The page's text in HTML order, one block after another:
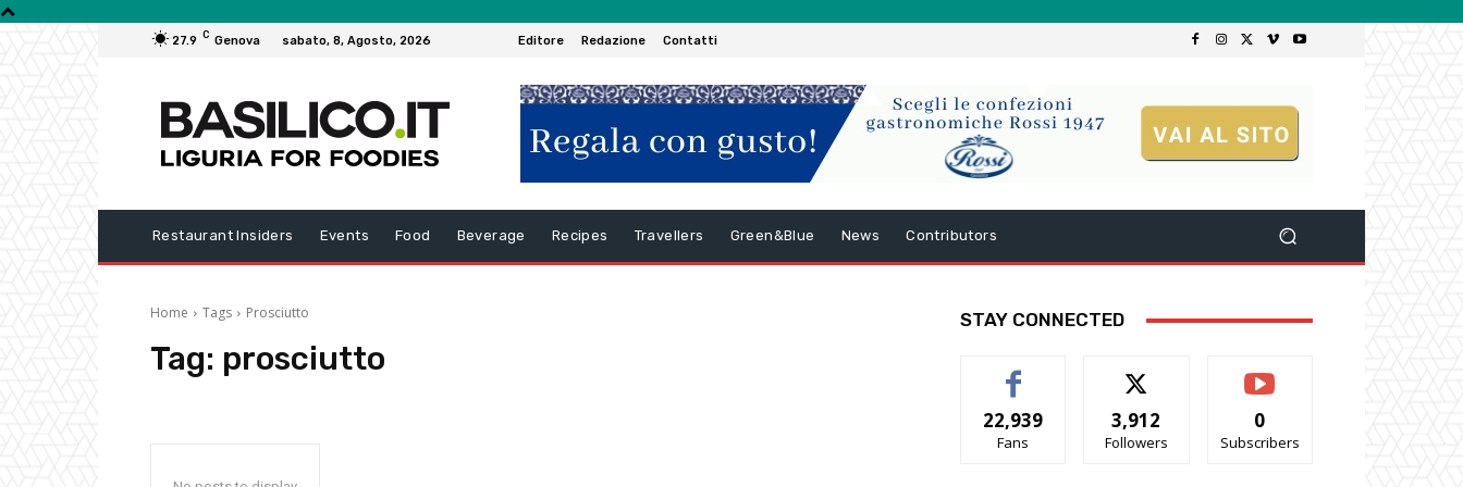
27.9 C Genova sabato, 8, Agosto, 2026 Editore Redazione Contatti
Restaurant Insiders Events Food Beverage Recipes Travellers Green&Blue News Contributors
Home Tags Prosciutto
Tag: prosciutto
STAY CONNECTED
22,939
Fans
3,912
Followers
0
Subscribers